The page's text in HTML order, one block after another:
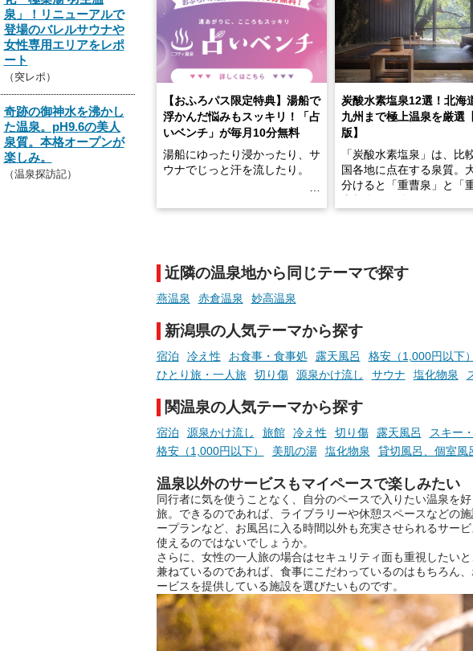
【おふろパス限定特典】湯船で
浮かんだ悩みもスッキリ！「占
いベンチ」が毎月10分無料
湯船にゆったり浸かったり、サ
ウナでじっと汗を流したり。
っとした悩み」が、頭に浮かん
でくることはありませんか？
お風呂でリラックスしているか
らこそ向き合える、大切な自分
の本音。
そんな心のつぶやきを、湯あが
りの温まった心のまま相談でき
たら素敵ですよね。
ニフティ温泉の「占いベンチ」
は、そんなあなたの心のつぶや
きをプロの占い師に相談するこ
とができるサービスです。
おふろパス会員様なら、この特
別なひとときを「毎月10分無
料」でご利用いただけます。
炭酸水素塩泉12選！北海
九州まで極上温泉を厳選
版】
「炭酸水素塩泉」は、比
国各地に点在する泉質。
分けると「重曹泉」と「
す。
ら、日本各地にある炭酸
泉を12施設セレクト。す
日帰り入浴可能で、源泉
しと泉質の良さにこだわ
つ、万人におすすめした
を厳選しました。
近隣の温泉地から同じテーマで探す
燕温泉 赤倉温泉 妙高温泉
新潟県の人気テーマから探す
宿泊 冷え性 お食事・食事処 露天風呂 格安（1,000円以下）
ひとり旅・一人旅
切り傷 源泉かけ流し サウナ 塩化物泉
関温泉の人気テーマから探す
宿泊 源泉かけ流し 旅館 冷え性 切り傷 露天風呂 スキー
格安（1,000円以下）
美肌の湯 塩化物泉 貸切風呂、個室風
温泉以外のサービスもマイペースで楽しみたい
同行者に気を使うことなく、自分のペースで入りたい温泉を
旅。できるのであれば、ライブラリーや休憩スペースなどの
ープランなど、お風呂に入る時間以外も充実させられるサー
使えるのではないでしょうか。
さらに、女性の一人旅の場合はセキュリティ面も重視したい
兼ねているのであれば、食事にこだわっているのはもちろん
ービスを提供している施設を選びたいものです。
泉」！リニューアルで
登場のバレルサウナや
女性専用エリアをレポ
ート
（突レポ）
奇跡の御神水を沸かし
た温泉。pH9.6の美人
泉質。本格オープンが
楽しみ。
（温泉探訪記）